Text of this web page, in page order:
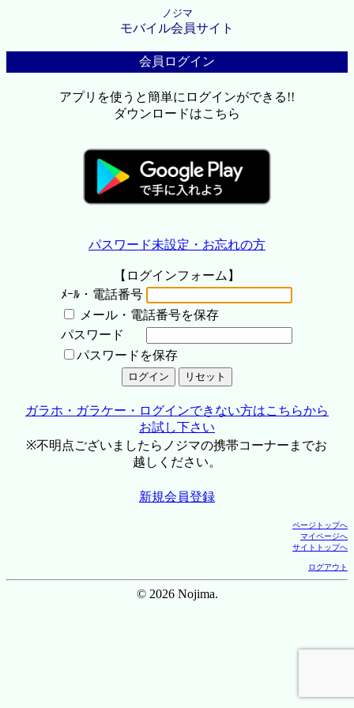
ノジマ
モバイル会員サイト
会員ログイン
アプリを使うと簡単にログインができる!!
ダウンロードはこちら
パスワード未設定・お忘れの方
【ログインフォーム】
ﾒｰﾙ・電話番号
メール・電話番号を保存
パスワード
パスワードを保存
ガラホ・ガラケー・ログインできない方はこちらから
お試し下さい
※不明点ございましたらノジマの携帯コーナーまでお
越しください。
新規会員登録
ページトップへ
マイページへ
サイトトップへ
ログアウト
© 2026 Nojima.